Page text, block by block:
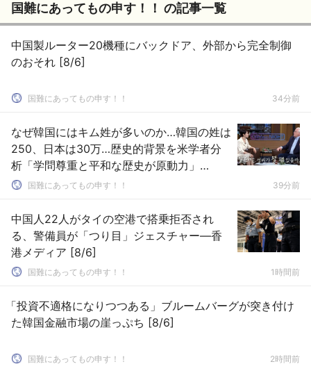
国難にあってもの申す！！ の記事一覧
中国製ルーター20機種にバックドア、外部から完全制御
のおそれ [8/6]
国難にあってもの申す！！ 34分前
なぜ韓国にはキム姓が多いのか…韓国の姓は
250、日本は30万…歴史的背景を米学者分
析「学問尊重と平和な歴史が原動力」
［8/6］
国難にあってもの申す！！ 39分前
中国人22人がタイの空港で搭乗拒否され
る、警備員が「つり目」ジェスチャー―香
港メディア [8/6]
国難にあってもの申す！！ 1時間前
「投資不適格になりつつある」ブルームバーグが突き付け
た韓国金融市場の崖っぷち [8/6]
国難にあってもの申す！！ 2時間前